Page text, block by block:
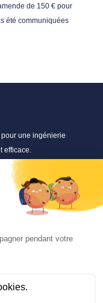
de 150 € pour
été communiquées
une ingénierie
efficace.